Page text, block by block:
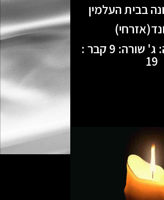
בבית העלמין
אזור: 1 חלקה: ג' שורה: 9 קבר :
19